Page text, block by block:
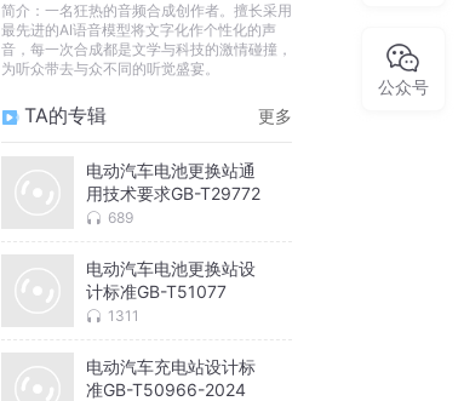
简介： 一名狂热的音频合成创作者。擅长采用
最先进的AI语音模型将文字化作个性化的声
音，每一次合成都是文学与科技的激情碰撞，
为听众带去与众不同的听觉盛宴。
TA的专辑 更多
电动汽车电池更换站通
用技术要求GB-T29772
689
电动汽车电池更换站设
计标准GB-T51077
1311
电动汽车充电站设计标
准GB-T50966-2024
公众号